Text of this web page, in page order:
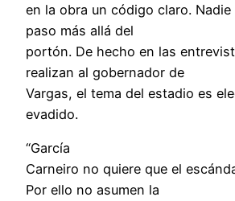
en la obra un código claro. Nadie
paso más allá del
portón. De hecho en las
realizan al gobernador de
Vargas, el tema del estadio es
evadido.
“García
Carneiro no quiere que el
Por ello no asumen la